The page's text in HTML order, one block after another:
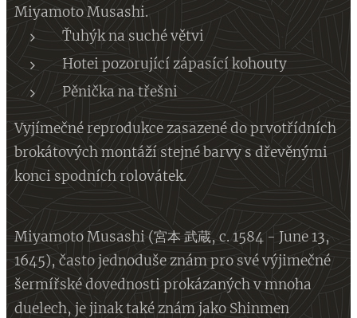
Miyamoto Musashi.
Ťuhýk na suché větvi
Hotei pozorující zápasící kohouty
Pěnička na třešni
Vyjímečné reprodukce zasazené do prvotřídních
brokátových montáží stejné barvy s dřevěnými
konci spodních rolovátek.
Miyamoto Musashi (宮本 武蔵, c. 1584 - June 13,
1645), často jednoduše znám pro své výjimečné
šermířské dovednosti prokázaných v mnoha
duelech, je jinak také znám jako Shinmen